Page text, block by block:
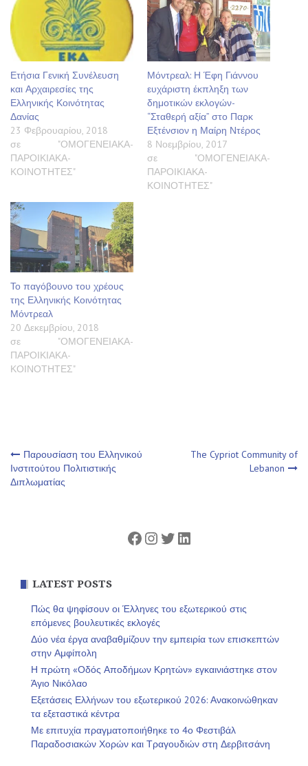
Ετήσια Γενική Συνέλευση
και Αρχαιρεσίες της
Ελληνικής Κοινότητας
Δανίας
23 Φεβρουαρίου, 2018
σε "ΟΜΟΓΕΝΕΙΑΚΑ-
ΠΑΡΟΙΚΙΑΚΑ-
ΚΟΙΝΟΤΗΤΕΣ"
Μόντρεαλ: Η Έφη Γιάννου
ευχάριστη έκπληξη των
δημοτικών εκλογών-
“Σταθερή αξία” στο Παρκ
Εξτένσιον η Μαίρη Ντέρος
8 Νοεμβρίου, 2017
σε "ΟΜΟΓΕΝΕΙΑΚΑ-
ΠΑΡΟΙΚΙΑΚΑ-
ΚΟΙΝΟΤΗΤΕΣ"
Το παγόβουνο του χρέους
της Ελληνικής Κοινότητας
Μόντρεαλ
20 Δεκεμβρίου, 2018
σε "ΟΜΟΓΕΝΕΙΑΚΑ-
ΠΑΡΟΙΚΙΑΚΑ-
ΚΟΙΝΟΤΗΤΕΣ"
Πλοήγηση
άρθρων
Παρουσίαση του Ελληνικού
Ινστιτούτου Πολιτιστικής
Διπλωματίας
The Cypriot Community of
Lebanon
Facebook
Instagram
Twitter
Linkedin
LATEST POSTS
Πώς θα ψηφίσουν οι Έλληνες του εξωτερικού στις
επόμενες βουλευτικές εκλογές
Δύο νέα έργα αναβαθμίζουν την εμπειρία των επισκεπτών
στην Αμφίπολη
Η πρώτη «Οδός Αποδήμων Κρητών» εγκαινιάστηκε στον
Άγιο Νικόλαο
Εξετάσεις Ελλήνων του εξωτερικού 2026: Ανακοινώθηκαν
τα εξεταστικά κέντρα
Με επιτυχία πραγματοποιήθηκε το 4ο Φεστιβάλ
Παραδοσιακών Χορών και Τραγουδιών στη Δερβιτσάνη